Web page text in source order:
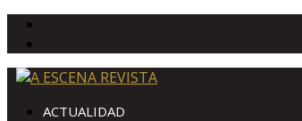
ACTUALIDAD